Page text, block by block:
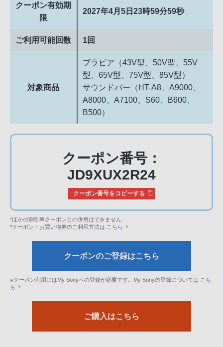
クーポン有効期
限
2027年4月5日23時59分59秒
ご利用可能回数 1回
対象商品
ブラビア（43V型、50V型、55V
型、65V型、75V型、85V型）
サウンドバー（HT-A8、A9000、
A8000、A7100、S60、B600、
B500）
クーポン番号：
JD9XUX2R24
クーポン番号をコピーする
*ほかの割引率クーポンとの併用はできません
*クーポン・お買い物券のご利用方法は こちら
クーポンのご登録はこちら
※クーポン利用にはMy Sonyへの登録が必要です。My Sonyの登録については こち
ら
ご購入はこちら